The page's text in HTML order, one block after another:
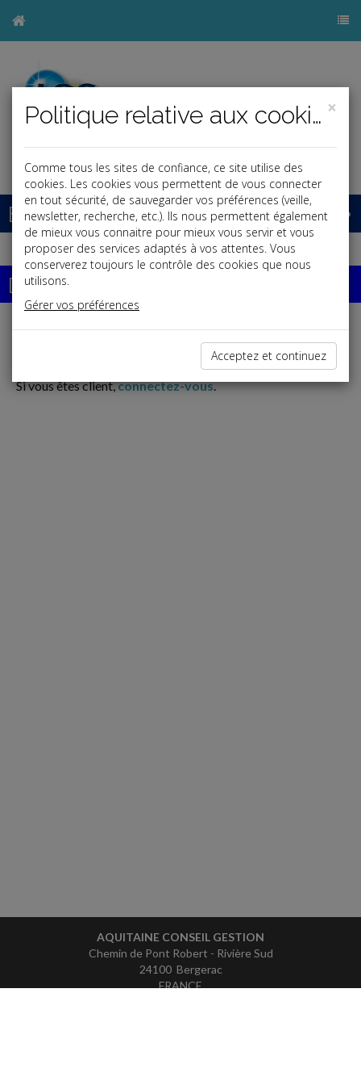
Base documentaire
Dossiers
Ce contenu est réservé aux Clients
Si vous êtes client,connectez-vous.
AQUITAINE CONSEIL GESTION
Chemin de Pont Robert - Rivière Sud
24100 Bergerac
FRANCE
×
Politique relative aux cookies
Comme tous les sites de confiance, ce site utilise des
cookies. Les cookies vous permettent de vous connecter
en tout sécurité, de sauvegarder vos préférences (veille,
newsletter, recherche, etc.). Ils nous permettent également
de mieux vous connaitre pour mieux vous servir et vous
proposer des services adaptés à vos attentes. Vous
conserverez toujours le contrôle des cookies que nous
utilisons.
Gérer vos préférences
Acceptez et continuez